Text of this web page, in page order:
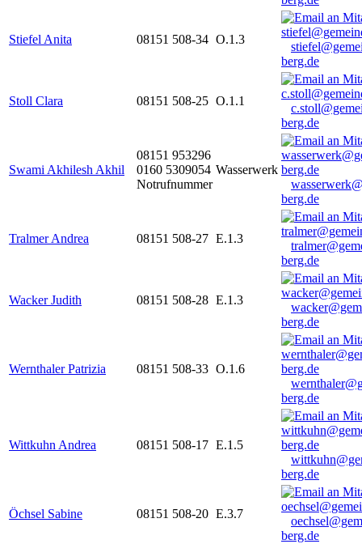
Stiefel Anita 08151 508-34 O.1.3
berg.de
Stoll Clara 08151 508-25 O.1.1
berg.de
Swami Akhilesh Akhil
08151 953296
0160 5309054
Notrufnummer
Wasserwerk
berg.de
Tralmer Andrea 08151 508-27 E.1.3
berg.de
Wacker Judith 08151 508-28 E.1.3
berg.de
Wernthaler Patrizia 08151 508-33 O.1.6
berg.de
Wittkuhn Andrea 08151 508-17 E.1.5
berg.de
Öchsel Sabine 08151 508-20 E.3.7
berg.de